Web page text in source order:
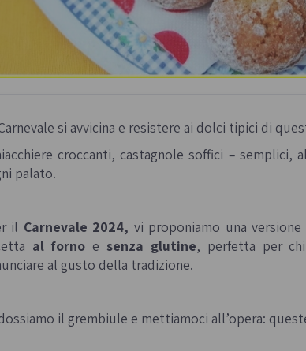
si avvicina e resistere ai dolci tipici di
croccanti, castagnole soffici –
palato.
il Carnevale 2024, vi proponiamo una
al forno e senza glutine, perfetta per
al gusto della tradizione.
il grembiule e mettiamoci all’opera: